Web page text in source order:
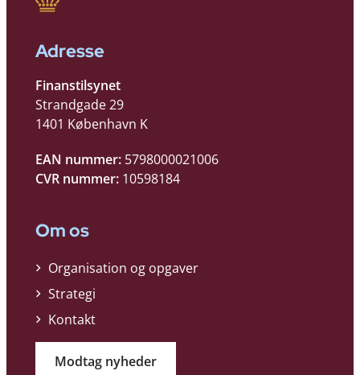
Adresse
Finanstilsynet
Strandgade 29
1401 København K
EAN nummer: 5798000021006
CVR nummer: 10598184
Om os
Organisation og opgaver
Strategi
Kontakt
Modtag nyheder